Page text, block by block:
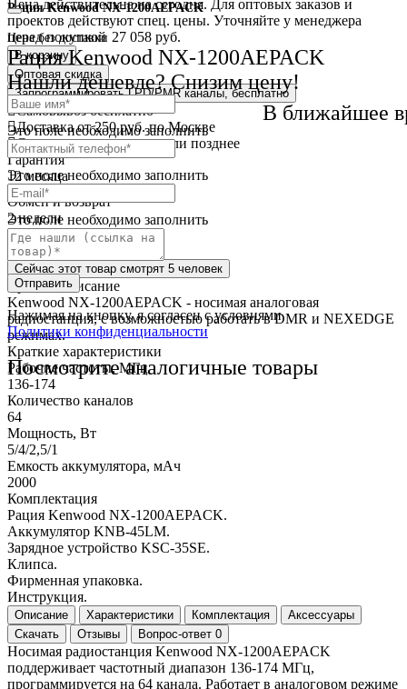
Рация Kenwood NX-1200AEPACK
Цена без доставки 27 058 руб.
Рация Kenwood NX-1200AEPACK
Нашли дешевле? Снизим цену!
Это поле необходимо заполнить
Это поле необходимо заполнить
Это поле необходимо заполнить
Отправить
Нажимая на кнопку, я согласен с условиями
Политики конфиденциальности
Посмотрите аналогичные товары
В ближайшее
Цена действительна на сегодня. Для оптовых заказов и
проектов действуют спец. цены. Уточняйте у менеджера
перед покупкой
В корзину
Оптовая скидка
Запрограммировать LPD/PMR каналы, бесплатно
Самовывоз бесплатно
Доставка от 250 руб. по Москве
Cрок доставки сегодня или позднее
Гарантия
12 месяца
Обмен и возврат
2 недели
Доставка
по всей России
Сейчас этот товар смотрят 5 человек
Краткое описание
Kenwood NX-1200AEPACK - носимая аналоговая
радиостанция, с возможностью работать в DMR и NEXEDGE
режимах.
Краткие характеристики
Рабочие частоты, МГц
136-174
Количество каналов
64
Мощность, Вт
5/4/2,5/1
Емкость аккумулятора, мАч
2000
Комплектация
Рация Kenwood NX-1200AEPACK.
Аккумулятор KNB-45LM.
Зарядное устройство KSC-35SE.
Клипса.
Фирменная упаковка.
Инструкция.
Описание Характеристики Комплектация
Аксессуары
Скачать
Отзывы Вопрос-ответ 0
Носимая радиостанция Kenwood NX-1200AEPACK
поддерживает частотный диапазон 136-174 МГц,
программируется на 64 канала. Работает в аналоговом режиме